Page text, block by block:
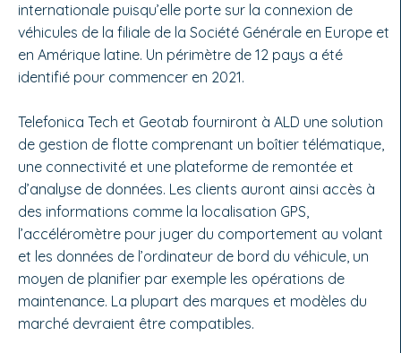
internationale puisqu’elle porte sur la connexion de
véhicules de la filiale de la Société Générale en Europe et
en Amérique latine. Un périmètre de 12 pays a été
identifié pour commencer en 2021.
Telefonica Tech et Geotab fourniront à ALD une solution
de gestion de flotte comprenant un boîtier télématique,
une connectivité et une plateforme de remontée et
d’analyse de données. Les clients auront ainsi accès à
des informations comme la localisation GPS,
l’accéléromètre pour juger du comportement au volant
et les données de l’ordinateur de bord du véhicule, un
moyen de planifier par exemple les opérations de
maintenance. La plupart des marques et modèles du
marché devraient être compatibles.